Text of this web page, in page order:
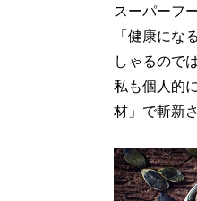
スーパーフ
「健康にな
しゃるので
私も個人的
材」で斬新